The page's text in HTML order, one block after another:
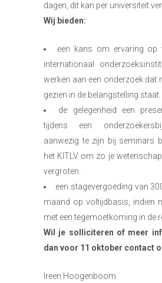
dagen, dit kan per universiteit
Wij bieden:
een kans om ervaring op
internationaal
werken aan een onderzoek dat
gezien in de belangstelling staat.
de gelegenheid een
tijdens een
aanwezig te zijn bij seminars
het KITLV om zo je
vergroten.
een stagevergoeding van
maand op voltijdbasis, indien
met een tegemoetkoming in de
Wil je solliciteren of meer
dan voor 11 oktober contact
Ireen Hoogenboom